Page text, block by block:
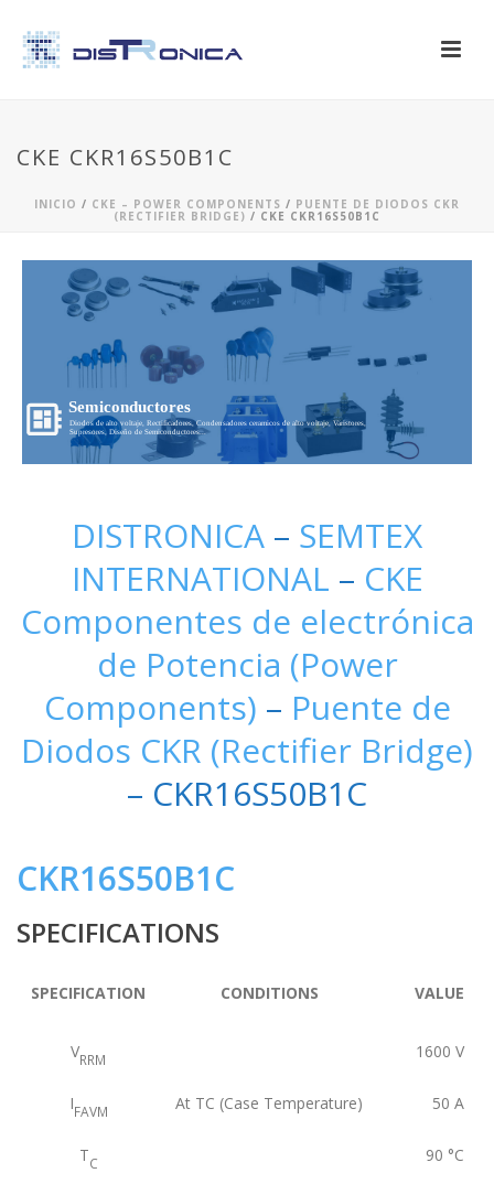
CKE CKR16S50B1C
INICIO / CKE – POWER COMPONENTS / PUENTE DE DIODOS CKR
(RECTIFIER BRIDGE) / CKE CKR16S50B1C
Semiconductores
Diodos de alto voltaje, Rectificadores, Condensadores ceramicos de alto voltaje, Varistores,
Supresores, Diseño de Semiconductores...
DISTRONICA – SEMTEX
INTERNATIONAL – CKE
Componentes de electrónica
de Potencia (Power
Components) – Puente de
Diodos CKR (Rectifier Bridge)
– CKR16S50B1C
CKR16S50B1C
SPECIFICATIONS
SPECIFICATION CONDITIONS VALUE
VRRM 1600 V
IFAVM At TC (Case Temperature) 50 A
TC 90 °C